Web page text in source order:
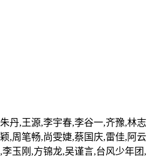
丹,王源,李宇春,李谷一,齐豫,林志
,周笔畅,尚雯婕,蔡国庆,雷佳,阿云
玉刚,方锦龙,吴谨言,台风少年团,